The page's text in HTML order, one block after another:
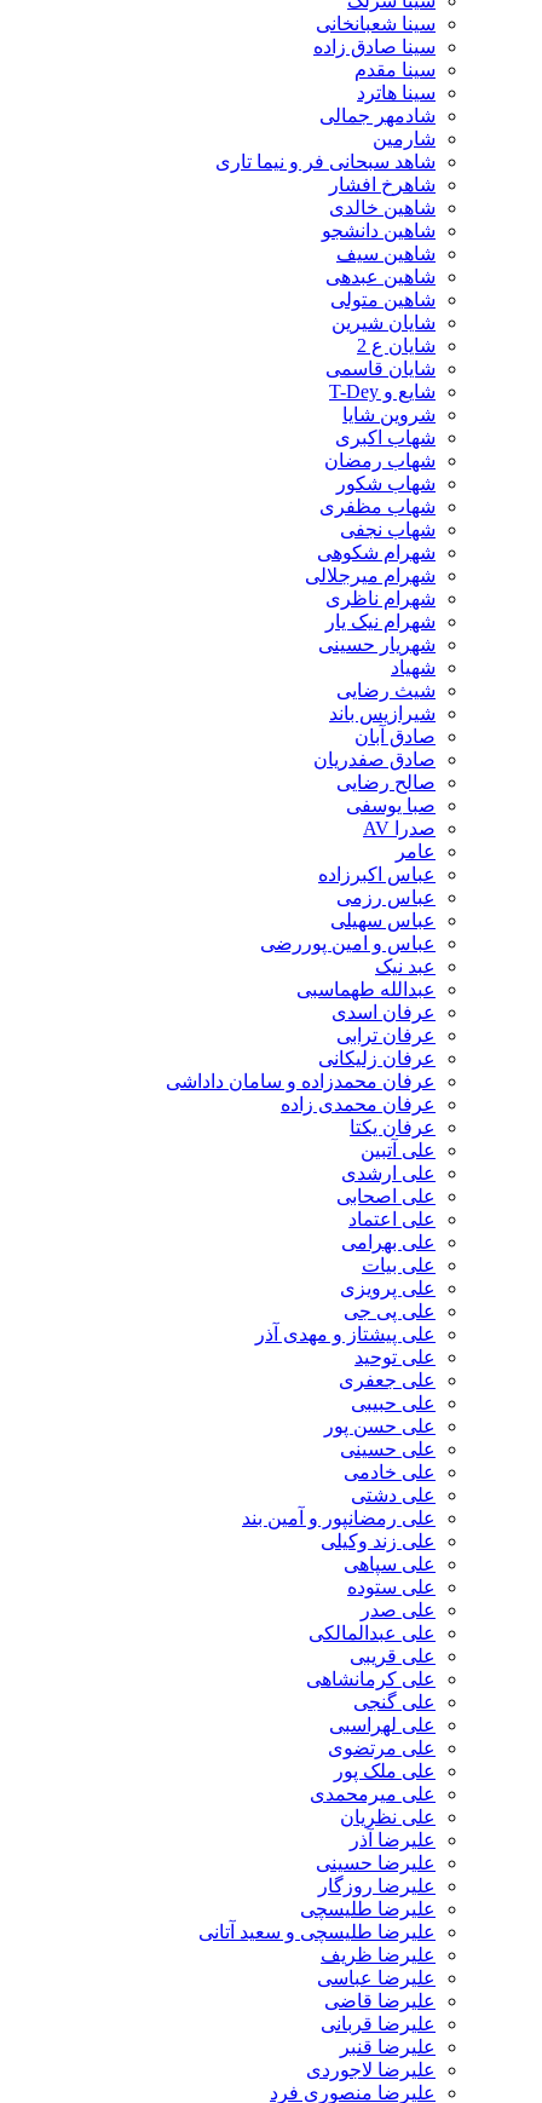
سینا شعبانخانی
سینا صادق زاده
سینا مقدم
سینا هاترد
شادمهر جمالی
شارمین
شاهد سبحانی فر و نیما تاری
شاهرخ افشار
شاهین خالدی
شاهین دانشجو
شاهین سیف
شاهین عبدهی
شاهین متولی
شایان شیرین
شایان ع 2
شایان قاسمی
شایع و T-Dey
شروین شایا
شهاب اکبری
شهاب رمضان
شهاب شکور
شهاب مظفری
شهاب نجفی
شهرام شکوهی
شهرام میرجلالی
شهرام ناظری
شهرام نیک یار
شهریار حسینی
شهیاد
شیث رضایی
شیرازیس باند
صادق آبان
صادق صفدریان
صالح رضایی
صبا یوسفی
صدرا AV
عامر
عباس اکبرزاده
عباس رزمی
عباس سهیلی
عباس و امین پوررضی
عبد نیک
عبدالله طهماسبی‎
عرفان اسدی
عرفان ترابی
عرفان زلیکانی
عرفان محمدزاده و سامان داداشی
عرفان محمدی زاده
عرفان یکتا
علی آتبین
علی ارشدی
علی اصحابی
علی اعتماد
علی بهرامی
علی بیات
علی پرویزی
علی پی جی
علی پیشتاز و مهدی آذر
علی توحید
علی جعفری
علی حبیبی
علی حسن پور
علی حسینی
علی خادمی
علی دشتی
علی رمضانپور و آمین بند
علی زند وکیلی
علی سپاهی
علی ستوده
علی صدر
علی عبدالمالکی
علی قریبی
علی کرمانشاهی
علی گنجی
علی لهراسبی
علی مرتضوی
علی ملک پور
علی میرمحمدی
علی نظریان
علیرضا آذر
علیرضا حسینی
علیرضا روزگار
علیرضا طلیسچی
علیرضا طلیسچی و سعید آتانی
علیرضا ظریف
علیرضا عباسی
علیرضا قاضی
علیرضا قربانی
علیرضا قنبر
علیرضا لاجوردی
علیرضا منصوری فرد